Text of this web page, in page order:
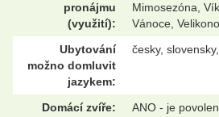
pronájmu
(využití):
Mimosezóna,
Vánoce,
Ubytování
možno domluvit
jazykem:
česky,
Domácí zvíře:
ANO - je